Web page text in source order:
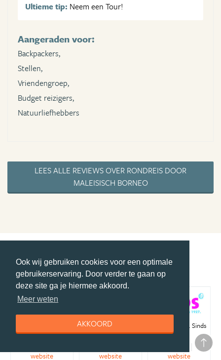
Ook wij gebruiken cookies voor een optimale
gebruikerservaring. Door verder te gaan op
deze site ga je hiermee akkoord.
Meer weten
AKKOORD
Ultieme tip: Neem een Tour!
Aangeraden voor:
Backpackers,
Stellen,
Vriendengroep,
Budget reizigers,
Natuurliefhebbers
LEES ALLE REVIEWS OVER RONDREIS DOOR
MALEISISCH BORNEO
Specialisten Maleisië
Maleisië reis
website
Verre reizen. Voor
iedereen uniek.
website
Reizen van nu. Sinds
1927.
website